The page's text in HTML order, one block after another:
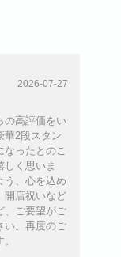
2026-07-27
の高評価をい
華2段スタン
なったとのこ
しく思いま
う、心を込め
開店祝いなど
、ご要望がご
い。再度のご